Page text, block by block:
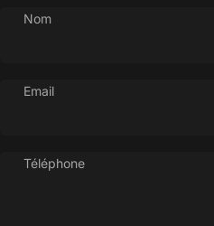
Nom
Email
Téléphone